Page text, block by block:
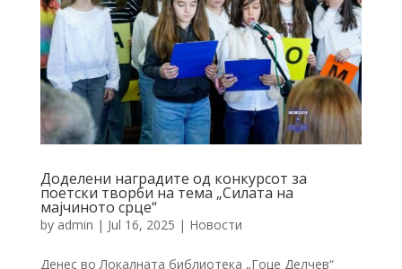
Доделени наградите од конкурсот за
поетски творби на тема „Силата на
мајчиното срце“
by admin | Jul 16, 2025 | Новости
Денес во Локалната библиотека „Гоце Делчев“